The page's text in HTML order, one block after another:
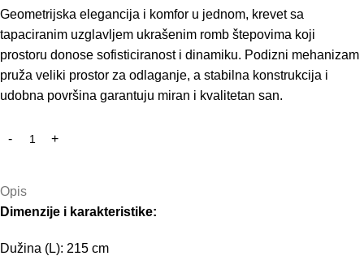
Geometrijska elegancija i komfor u jednom, krevet sa
tapaciranim uzglavljem ukrašenim romb štepovima koji
prostoru donose sofisticiranost i dinamiku. Podizni mehanizam
pruža veliki prostor za odlaganje, a stabilna konstrukcija i
udobna površina garantuju miran i kvalitetan san.
Opis
Dimenzije i karakteristike:
Dužina (L): 215 cm